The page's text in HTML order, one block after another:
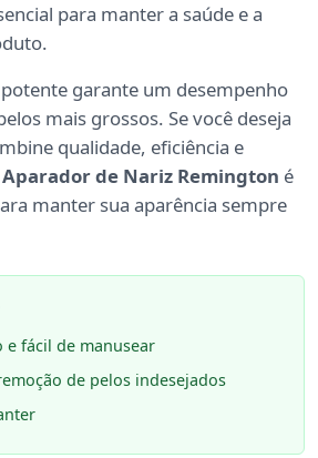
para manter a saúde e a
garante um desempenho
mais grossos. Se você deseja
qualidade, eficiência e
Aparador de Nariz Remington é
manter sua aparência sempre
fácil de manusear
de pelos indesejados